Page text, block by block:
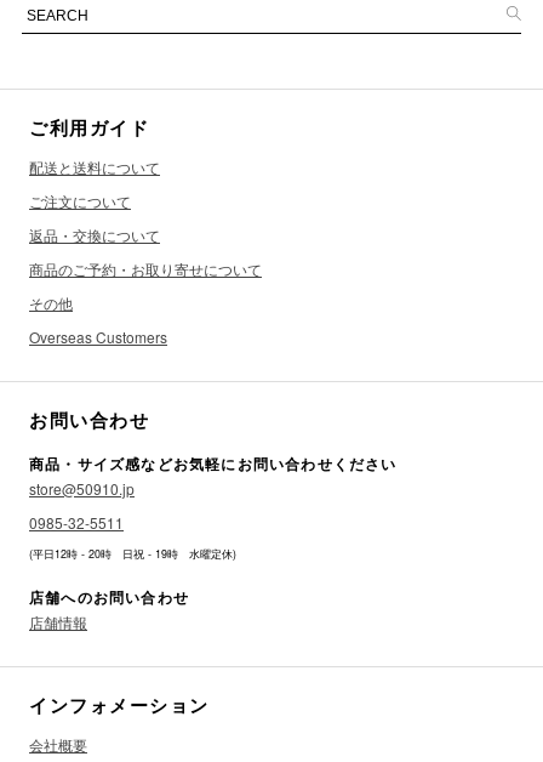
ご利用ガイド
配送と送料について
ご注文について
返品・交換について
商品のご予約・お取り寄せについて
その他
Overseas Customers
お問い合わせ
商品・サイズ感などお気軽にお問い合わせください
store@50910.jp
0985-32-5511
(平日12時 - 20時 日祝 - 19時 水曜定休)
店舗へのお問い合わせ
店舗情報
インフォメーション
会社概要